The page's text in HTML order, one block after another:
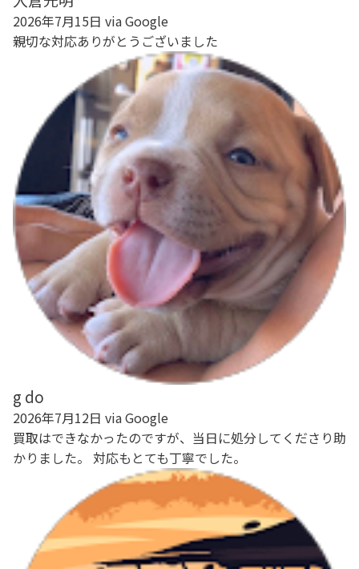
2026年7月15日 via Google
親切な対応ありがとうございました
g do
2026年7月12日 via Google
買取はできなかったのですが、当日に処分してくださり助
かりました。 対応もとても丁寧でした。